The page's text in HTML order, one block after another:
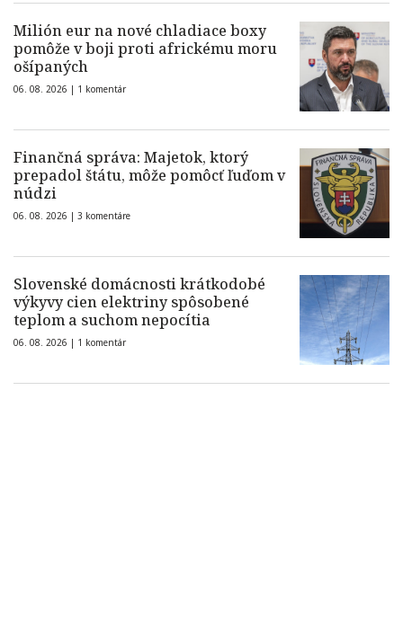
Milión eur na nové chladiace boxy
pomôže v boji proti africkému moru
ošípaných
06. 08. 2026 | 1 komentár
Finančná správa: Majetok, ktorý
prepadol štátu, môže pomôcť ľuďom v
núdzi
06. 08. 2026 | 3 komentáre
Slovenské domácnosti krátkodobé
výkyvy cien elektriny spôsobené
teplom a suchom nepocítia
06. 08. 2026 | 1 komentár